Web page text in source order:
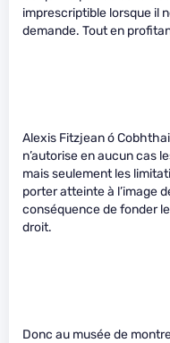
imprescriptible lorsque il
demande. Tout en
Alexis Fitzjean ó
n’autorise en aucun cas
mais seulement les
porter atteinte à l’image
conséquence de fonder
droit.
Donc au musée de